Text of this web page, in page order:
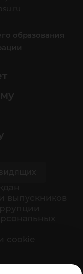
образования